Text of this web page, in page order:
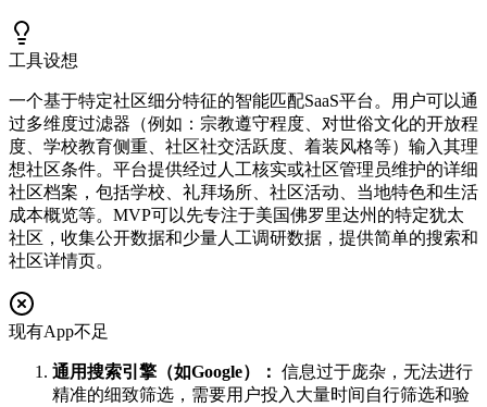
工具设想
一个基于特定社区细分特征的智能匹配SaaS平台。用户可以通
过多维度过滤器（例如：宗教遵守程度、对世俗文化的开放程
度、学校教育侧重、社区社交活跃度、着装风格等）输入其理
想社区条件。平台提供经过人工核实或社区管理员维护的详细
社区档案，包括学校、礼拜场所、社区活动、当地特色和生活
成本概览等。MVP可以先专注于美国佛罗里达州的特定犹太
社区，收集公开数据和少量人工调研数据，提供简单的搜索和
社区详情页。
现有App不足
通用搜索引擎（如Google）： 信息过于庞杂，无法进行
精准的细致筛选，需要用户投入大量时间自行筛选和验